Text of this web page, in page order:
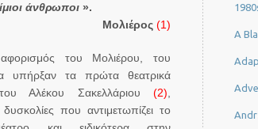
άνθρωποι ».
Μολιέρος (1)
του Μολιέρου, του
υπήρξαν τα πρώτα θεατρικά
Αλέκου Σακελλάριου (2)
δυσκολίες που αντιμετωπίζει το
A